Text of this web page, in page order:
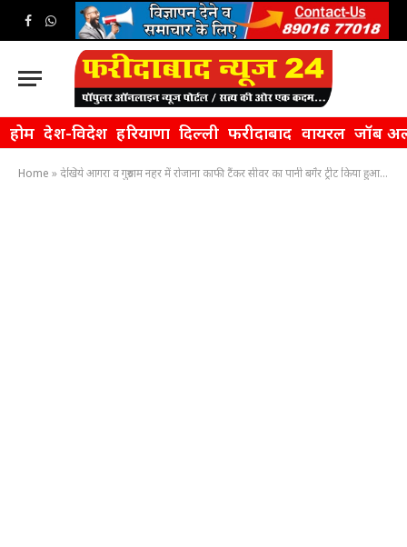
Facebook
WhatsApp
होम देश-विदेश हरियाणा दिल्ली फरीदाबाद वायरल जॉब
Home »देखिये आगरा व गुरुग्राम नहर में रोजाना काफी टैंकर सीवर का पानी बगैर ट्रीट किया हुआ डाल रहे हैं